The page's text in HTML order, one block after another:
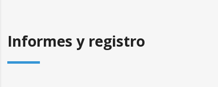
Informes y registro